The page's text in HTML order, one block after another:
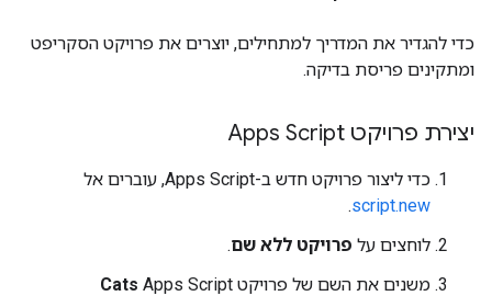
כדי להגדיר את המדריך למתחילים, יוצרים את פרויקט הסקריפט
ומתקינים פריסת בדיקה.
יצירת פרויקט Apps Script
כדי ליצור פרויקט חדש ב-Apps Script, עוברים אל
script.new
.
לוחצים על פרויקט ללא שם.
משנים את השם של פרויקט Apps Script‏
Cats